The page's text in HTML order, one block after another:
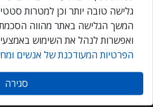
Contact Us
Our Events
אנשים ומחשבים © 2026 – כל הזכויות שמורות
גלישה טובה יותר וכן למטרות
המשך הגלישה באתר מהווה
ואפשרות לנהל את השימוש
הפרטיות המעודכנת של אנשים
סגירה